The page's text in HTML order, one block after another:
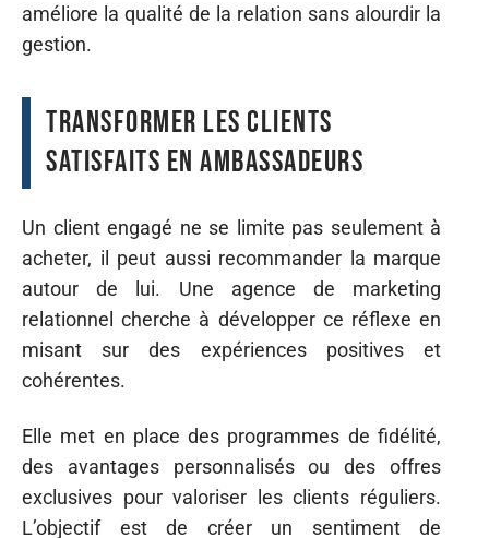
améliore la qualité de la relation sans alourdir la
gestion.
Transformer les clients
satisfaits en ambassadeurs
Un client engagé ne se limite pas seulement à
acheter, il peut aussi recommander la marque
autour de lui. Une agence de marketing
relationnel cherche à développer ce réflexe en
misant sur des expériences positives et
cohérentes.
Elle met en place des programmes de fidélité,
des avantages personnalisés ou des offres
exclusives pour valoriser les clients réguliers.
L’objectif est de créer un sentiment de